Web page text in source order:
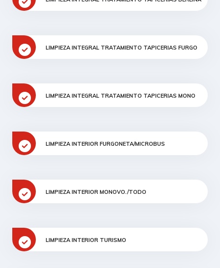
LIMPIEZA INTEGRAL TRATAMIENTO TAPICERIAS FURGO
LIMPIEZA INTEGRAL TRATAMIENTO TAPICERIAS MONO
LIMPIEZA INTERIOR FURGONETA/MICROBUS
LIMPIEZA INTERIOR MONOVO./TODO
LIMPIEZA INTERIOR TURISMO